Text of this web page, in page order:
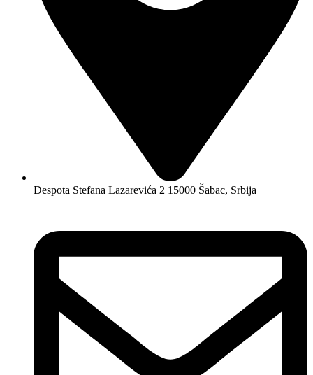
Despota Stefana Lazarevića 2 15000 Šabac, Srbija